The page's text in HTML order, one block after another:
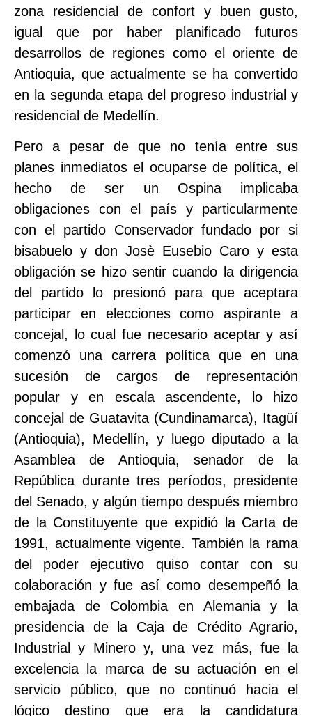
zona residencial de confort y buen gusto,
igual que por haber planificado futuros
desarrollos de regiones como el oriente de
Antioquia, que actualmente se ha convertido
en la segunda etapa del progreso industrial y
residencial de Medellín.
Pero a pesar de que no tenía entre sus
planes inmediatos el ocuparse de política, el
hecho de ser un Ospina implicaba
obligaciones con el país y particularmente
con el partido Conservador fundado por si
bisabuelo y don Josè Eusebio Caro y esta
obligación se hizo sentir cuando la dirigencia
del partido lo presionó para que aceptara
participar en elecciones como aspirante a
concejal, lo cual fue necesario aceptar y así
comenzó una carrera política que en una
sucesión de cargos de representación
popular y en escala ascendente, lo hizo
concejal de Guatavita (Cundinamarca), Itagüí
(Antioquia), Medellín, y luego diputado a la
Asamblea de Antioquia, senador de la
República durante tres períodos, presidente
del Senado, y algún tiempo después miembro
de la Constituyente que expidió la Carta de
1991, actualmente vigente. También la rama
del poder ejecutivo quiso contar con su
colaboración y fue así como desempeñó la
embajada de Colombia en Alemania y la
presidencia de la Caja de Crédito Agrario,
Industrial y Minero y, una vez más, fue la
excelencia la marca de su actuación en el
servicio público, que no continuó hacia el
lógico destino que era la candidatura